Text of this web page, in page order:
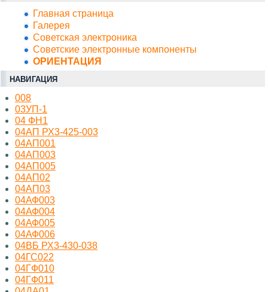
Главная страница
Галерея
Советская электроника
Советские электронные компоненты
ОРИЕНТАЦИЯ
НАВИГАЦИЯ
008
03УП-1
04 ФН1
04АП РХ3-425-003
04АП001
04АП003
04АП005
04АП02
04АП03
04АФ003
04АФ004
04АФ005
04АФ006
04ВБ РХ3-430-038
04ГС022
04ГФ010
04ГФ011